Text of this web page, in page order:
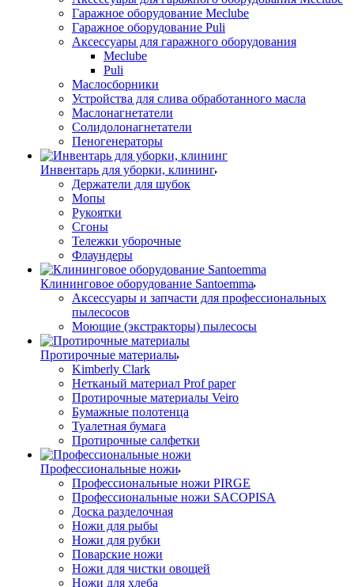
Гаражное оборудование Meclube
Гаражное оборудование Puli
Аксессуары для гаражного оборудования
Meclube
Puli
Маслосборники
Устройства для слива обработанного масла
Маслонагнетатели
Солидолонагнетатели
Пеногенераторы
Инвентарь для уборки, клининг
Держатели для шубок
Мопы
Рукоятки
Сгоны
Тележки уборочные
Флаундеры
Клининговое оборудование Santoemma
Аксессуары и запчасти для профессиональных
пылесосов
Моющие (экстракторы) пылесосы
Протирочные материалы
Kimberly Clark
Нетканый материал Prof paper
Протирочные материалы Veiro
Бумажные полотенца
Туалетная бумага
Протирочные салфетки
Профессиональные ножи
Профессиональные ножи PIRGE
Профессиональные ножи SACOPISA
Доска разделочная
Ножи для рыбы
Ножи для рубки
Поварские ножи
Ножи для чистки овощей
Ножи для хлеба